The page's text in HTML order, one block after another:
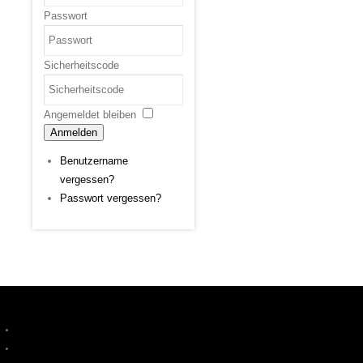
Passwort
Sicherheitscode
Angemeldet bleiben
Anmelden
Benutzername
vergessen?
Passwort vergessen?